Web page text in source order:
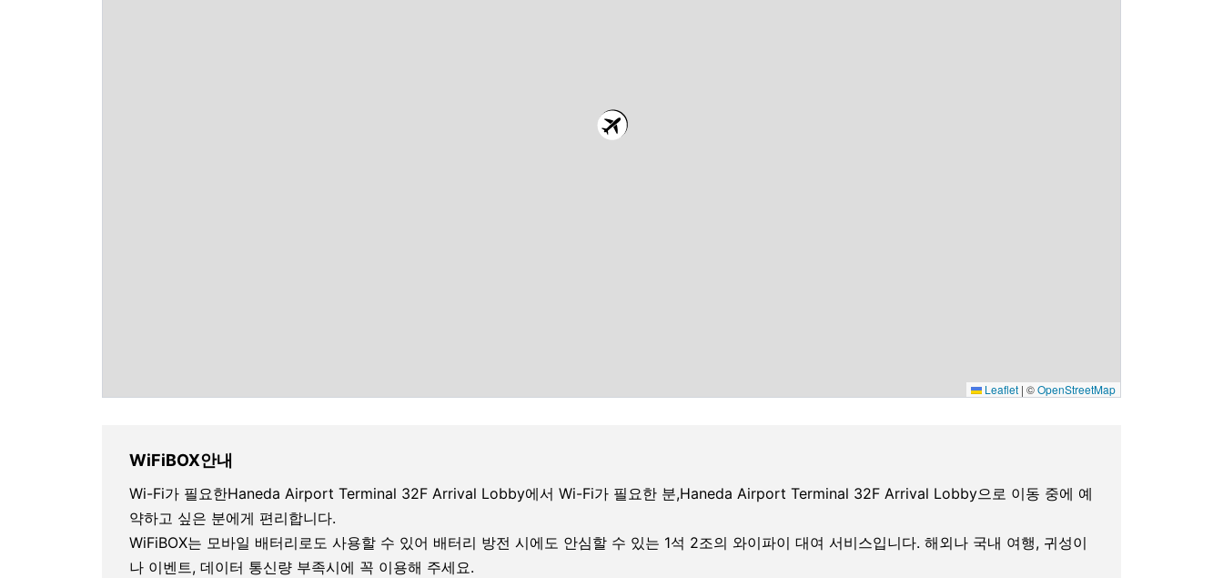
Leaflet | ©OpenStreetMap
WiFiBOX안내
Wi-Fi가 필요한Haneda Airport Terminal 32F Arrival Lobby에서 Wi-Fi가 필요한 분,Haneda Airport Terminal 32F Arrival Lobby으로 이동 중에 예
약하고 싶은 분에게 편리합니다.
WiFiBOX는 모바일 배터리로도 사용할 수 있어 배터리 방전 시에도 안심할 수 있는 1석 2조의 와이파이 대여 서비스입니다. 해외나 국내 여행, 귀성이
나 이벤트, 데이터 통신량 부족시에 꼭 이용해 주세요.